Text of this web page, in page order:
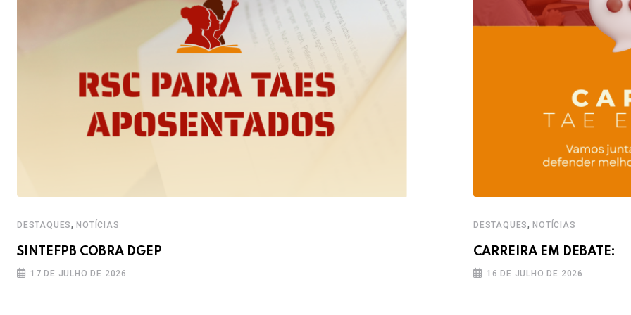
DESTAQUES,NOTÍCIAS
SINTEFPB COBRA DGEP
17 DE JULHO DE 2026
DESTAQUES,NOTÍCIAS
CARREIRA EM DEBATE:
16 DE JULHO DE 2026